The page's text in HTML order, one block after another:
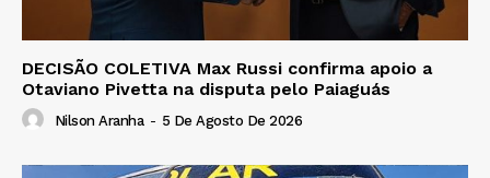
DECISÃO COLETIVA Max Russi confirma apoio a
Otaviano Pivetta na disputa pelo Paiaguás
Nilson Aranha - 5 De Agosto De 2026